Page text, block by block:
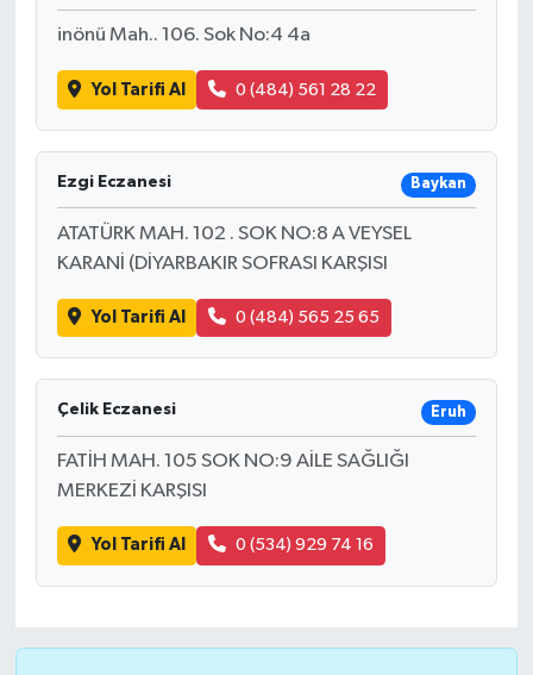
inönü Mah.. 106. Sok No:4 4a
Yol Tarifi Al 0 (484) 561 28 22
Ezgi Eczanesi Baykan
ATATÜRK MAH. 102 . SOK NO:8 A VEYSEL
KARANİ (DİYARBAKIR SOFRASI KARŞISI
Yol Tarifi Al 0 (484) 565 25 65
Çelik Eczanesi Eruh
FATİH MAH. 105 SOK NO:9 AİLE SAĞLIĞI
MERKEZİ KARŞISI
Yol Tarifi Al 0 (534) 929 74 16